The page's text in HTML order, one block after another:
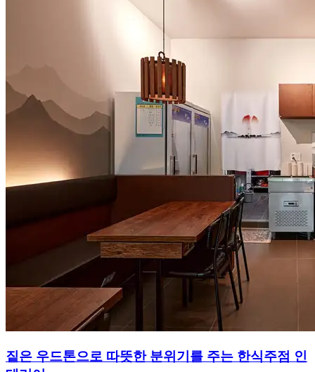
짙은 우드톤으로 따뜻한 분위기를 주는 한식주점 인